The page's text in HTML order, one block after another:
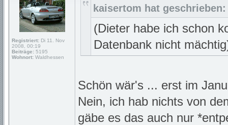
Registriert: Di 11. Nov
2008, 00:19
Beiträge: 5195
Wohnort: Waldhessen
kaisertom hat geschrieben:
(Dieter habe ich schon
Datenbank nicht
Schön wär's ... erst im
Nein, ich hab nichts von
gäbe es das auch nur